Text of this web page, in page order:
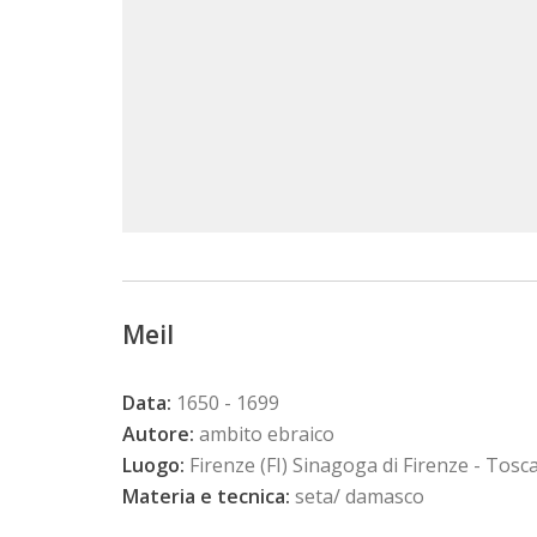
Meil
Data: 1650 - 1699
Autore: ambito ebraico
Luogo: Firenze (FI) Sinagoga di Firenze -
Materia e tecnica: seta/ damasco